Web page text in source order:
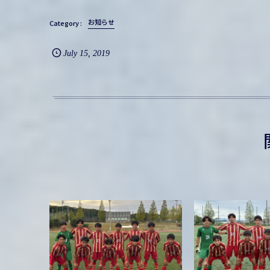
お知らせ
July 15 ,2019